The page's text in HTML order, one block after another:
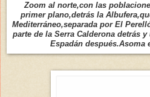
Zoom al norte,con las
primer plano,detrás la
Mediterráneo,separada por El
parte de la Serra Calderona detrás
Espadán después.Asoma